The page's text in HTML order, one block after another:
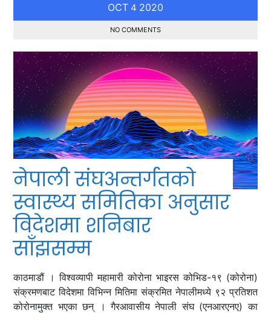
OCT 4 2020
NO COMMENTS
नेपाली संघअन्तर्गतको
स्वास्थ्य समितिका अनुसार
विदेशमा शनिबार
साँझसम्म
काठमाडौं । विश्वव्यापी महामारी कोरोना भाइरस कोभिड-१९ (कोरोना)
संक्रमणबाट विदेशमा विभिन्‍न मितिमा संक्रमित नेपालीमध्ये ९२ प्रतिशत
कोरोनामुक्त भएका छन् । गैरआवासीय नेपाली संघ (एनआरएनए) का